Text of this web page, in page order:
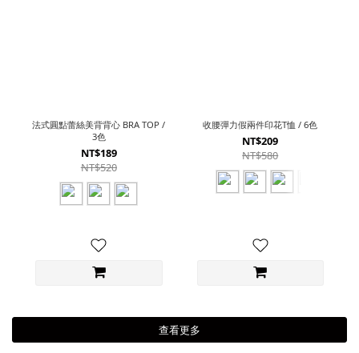
法式圓點蕾絲美背背心 BRA TOP /
3色
NT$189
NT$520
收腰彈力假兩件印花T恤 / 6色
NT$209
NT$580
查看更多